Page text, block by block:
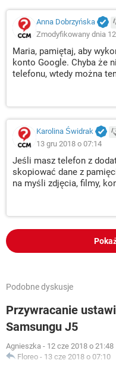
Anna Dobrzyńska
Zmodyfikowany dnia
Maria, pamiętaj, aby
konto Google. Chyba że
telefonu, wtedy można
Karolina Świdrak
13 gru 2018 o 07:14
Jeśli masz telefon z
skopiować dane z
na myśli zdjęcia, filmy,
Podobne dyskusje
Przywracanie
Samsungu J5
Agnieszka - 12 cze 2018 o 21:48
Floreo - 13 cze 2018 o 07:10